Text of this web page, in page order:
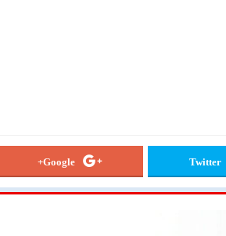
Twitter
Google+